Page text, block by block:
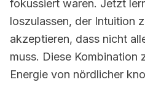
fokussiert waren. Jetzt
loszulassen, der Intuition
akzeptieren, dass nicht
muss. Diese Kombination
Energie von nördlicher